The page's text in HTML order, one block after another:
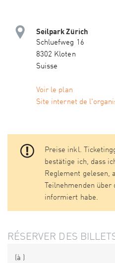
Seilpark Zürich
Schluefweg 16
8302 Kloten
Suisse
Voir le plan
Site internet de
Preise inkl.
bestätige ich, dass
Reglement gelesen,
Teilnehmenden über
informiert habe.
RÉSERVER DES
(à )